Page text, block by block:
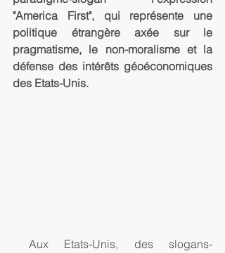
"America First", qui représente une
politique étrangère axée sur le
pragmatisme, le non-moralisme et la
défense des intérêts géoéconomiques
des Etats-Unis.